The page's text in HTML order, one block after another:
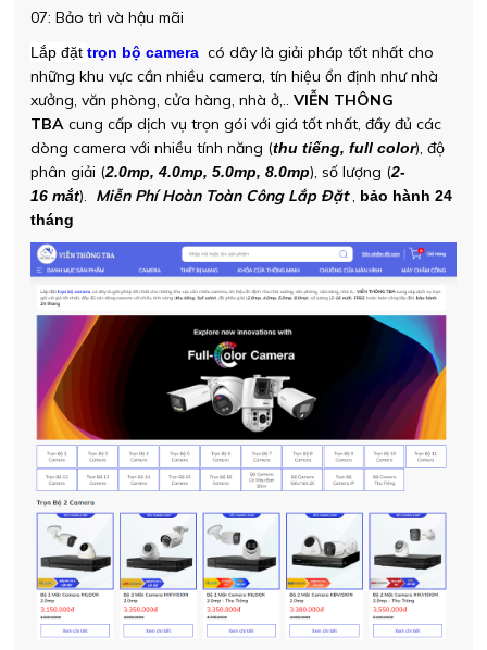
07: Bảo trì và hậu mãi
Lắp đặttrọn bộ camera có dây là giải pháp tốt nhất cho
những khu vực cần nhiều camera, tín hiệu ổn định như nhà
xưởng, văn phòng, cửa hàng, nhà ở,.. VIỄN THÔNG
TBA cung cấp dịch vụ trọn gói với giá tốt nhất, đầy đủ các
dòng camera với nhiều tính năng (thu tiếng, full color), độ
phân giải (2.0mp, 4.0mp, 5.0mp, 8.0mp), số lượng (2-
16 mắt). Miễn Phí Hoàn Toàn Công Lắp Đặt, bảo hành 24
tháng